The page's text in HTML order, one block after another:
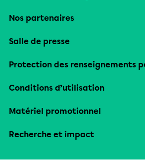
Nos partenaires
Salle de presse
Protection des renseignements
Conditions d’utilisation
Matériel promotionnel
Recherche et impact